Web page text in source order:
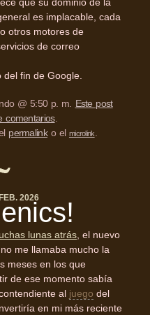
es implacable, cada
otros motores de
de correo
fin de Google.
@ 5:50 p. m. Este post
comentarios.
permalinko el microlink
2026
lunas atrás , el nuevo
no me llamaba mucho la
meses en los que
de ese momento sabía
al juego del
en mi más reciente